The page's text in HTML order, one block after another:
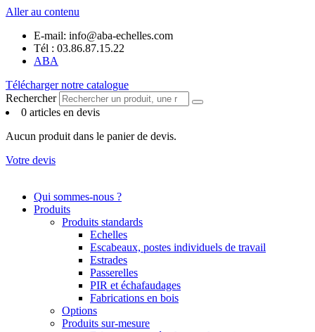
Panneau de gestion des cookies
Aller au contenu
E-mail: info@aba-echelles.com
Tél : 03.86.87.15.22
ABA
Télécharger notre catalogue
Rechercher
0 articles en devis
Aucun produit dans le panier de devis.
Votre devis
Qui sommes-nous ?
Produits
Produits standards
Echelles
Escabeaux, postes individuels de travail
Estrades
Passerelles
PIR et échafaudages
Fabrications en bois
Options
Produits sur-mesure